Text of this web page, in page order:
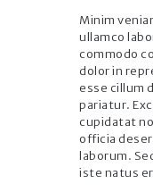
Minim
ullamco
commodo
dolor in
esse cillum
pariatur.
cupidatat
officia
laborum.
iste natus